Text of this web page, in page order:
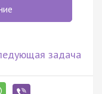
задача